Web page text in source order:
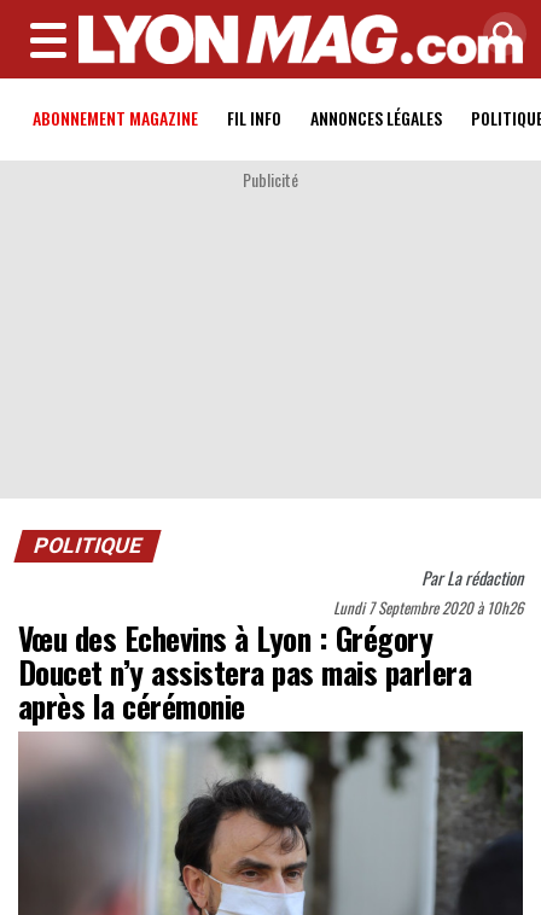
MENU
ABONNEMENT MAGAZINE FIL INFO ANNONCES LÉGALES
Publicité
POLITIQUE
ParLa rédaction
Lundi 7 Septembre 2020 à 10h26
Vœu des Echevins à Lyon : Grégory
Doucet n’y assistera pas mais parlera
après la cérémonie